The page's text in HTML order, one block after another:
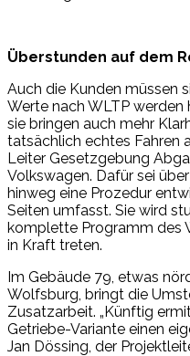
Überstunden auf dem
Auch die Kunden müssen
Werte nach WLTP werden
sie bringen auch mehr
tatsächlich echtes Fahren
Leiter Gesetzgebung
Volkswagen. Dafür sei
hinweg eine Prozedur
Seiten umfasst. Sie wird
komplette Programm des
in Kraft treten.
Im Gebäude 79, etwas
Wolfsburg, bringt die
Zusatzarbeit. „Künftig
Getriebe-Variante einen
Jan Dössing, der